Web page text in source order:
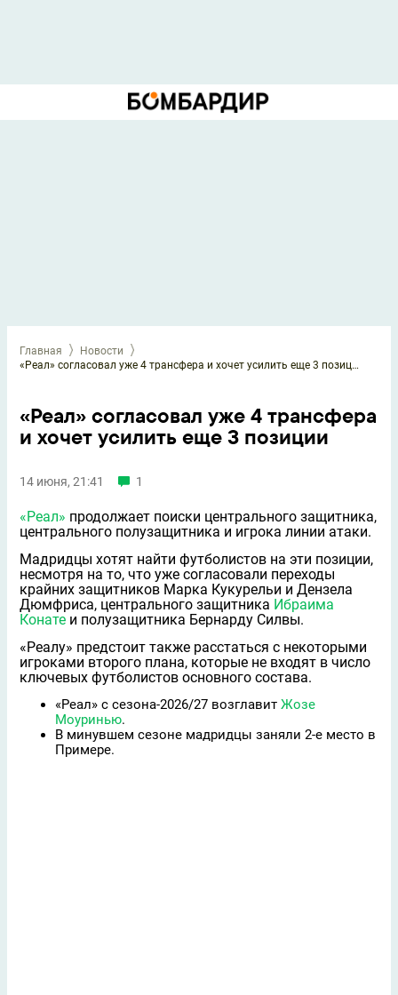
Главная
Новости
«Реал» согласовал уже 4 трансфера и хочет усилить еще 3 позиции
«Реал» согласовал уже 4 трансфера
и хочет усилить еще 3 позиции
14 июня, 21:41 1
«Реал» продолжает поиски центрального защитника,
центрального полузащитника и игрока линии атаки.
Мадридцы хотят найти футболистов на эти позиции,
несмотря на то, что уже согласовали переходы
крайних защитников Марка Кукурельи и Дензела
Дюмфриса, центрального защитника Ибраима
Конате и полузащитника Бернарду Силвы.
«Реалу» предстоит также расстаться с некоторыми
игроками второго плана, которые не входят в число
ключевых футболистов основного состава.
«Реал» с сезона-2026/27 возглавит Жозе
Моуринью.
В минувшем сезоне мадридцы заняли 2-е место в
Примере.